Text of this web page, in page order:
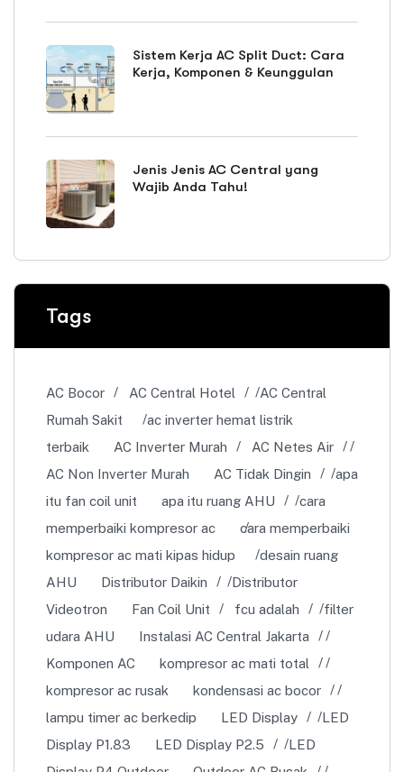
Sistem Kerja AC Split Duct: Cara
Kerja, Komponen & Keunggulan
Jenis Jenis AC Central yang
Wajib Anda Tahu!
Tags
AC Bocor AC Central Hotel
AC Central
Rumah Sakit
ac inverter hemat listrik
terbaik
AC Inverter Murah
AC Netes Air
AC Non Inverter Murah
AC Tidak Dingin
apa
itu fan coil unit
apa itu ruang AHU
cara
memperbaiki kompresor ac
cara memperbaiki
kompresor ac mati kipas hidup
desain ruang
AHU
Distributor Daikin
Distributor
Videotron
Fan Coil Unit fcu adalah
filter
udara AHU
Instalasi AC Central Jakarta
Komponen AC
kompresor ac mati total
kompresor ac rusak
kondensasi ac bocor
lampu timer ac berkedip
LED Display
LED
Display P1.83
LED Display P2.5
LED